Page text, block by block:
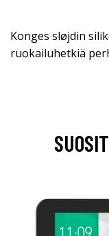
Konges sløjdin
ruokailuhetkiä